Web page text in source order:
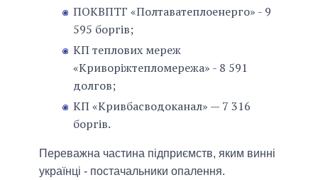
ПОКВПТГ «Полтаватеплоенерго» - 9
595 боргів;
КП теплових мереж
«Криворіжтепломережа» - 8 591
долгов;
КП «Кривбасводоканал» — 7 316
боргів.
Переважна частина підприємств, яким винні
українці - постачальники опалення.